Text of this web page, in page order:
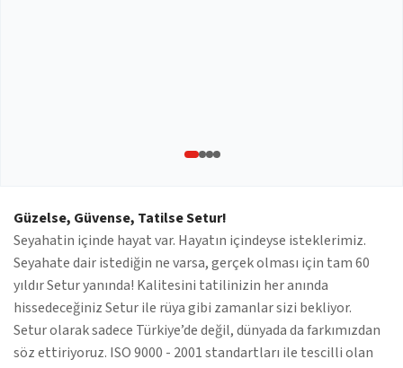
Güzelse, Güvense, Tatilse Setur!
Seyahatin içinde hayat var. Hayatın içindeyse isteklerimiz.
Seyahate dair istediğin ne varsa, gerçek olması için tam 60
yıldır Setur yanında! Kalitesini tatilinizin her anında
hissedeceğiniz Setur ile rüya gibi zamanlar sizi bekliyor.
Setur olarak sadece Türkiye’de değil, dünyada da farkımızdan
söz ettiriyoruz. ISO 9000 - 2001 standartları ile tescilli olan